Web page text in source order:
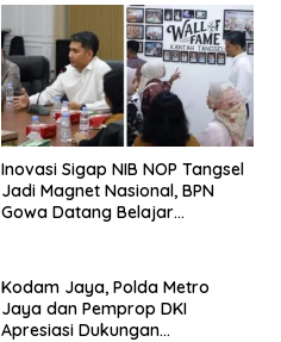
Inovasi Sigap NIB NOP Tangsel
Jadi Magnet Nasional, BPN
Gowa Datang Belajar
Kodam Jaya, Polda Metro
Jaya dan Pemprop DKI
Apresiasi Dukungan